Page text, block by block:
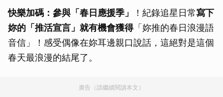
快樂加碼：參與「春日應援季」 ！紀錄追星日常寫下
妳的「推活宣言」就有機會獲得「妳推的春日浪漫語
音信」！感受偶像在妳耳邊親口說話，這絕對是這個
春天最浪漫的結尾了。
廣告（請繼續閱讀本文）